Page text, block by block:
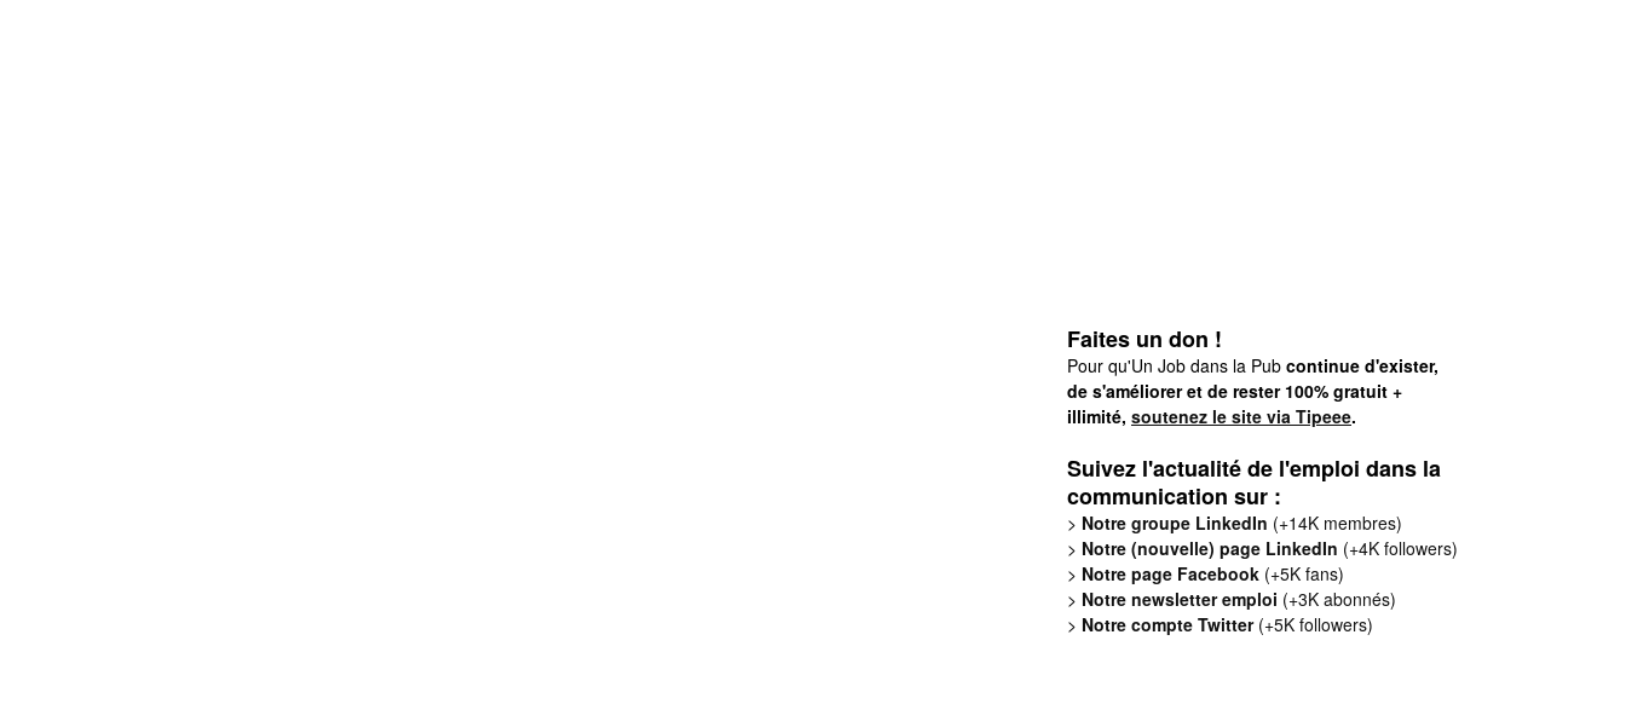
Faites un don !
Pour qu'Un Job dans la Pub continue d'exister,
de s'améliorer et de rester 100% gratuit +
illimité, soutenez le site via Tipeee.
Suivez l'actualité de l'emploi dans la
communication sur :
> Notre groupe LinkedIn (+14K membres)
> Notre (nouvelle) page LinkedIn (+4K followers)
> Notre page Facebook (+5K fans)
> Notre newsletter emploi (+3K abonnés)
> Notre compte Twitter(+5K followers)